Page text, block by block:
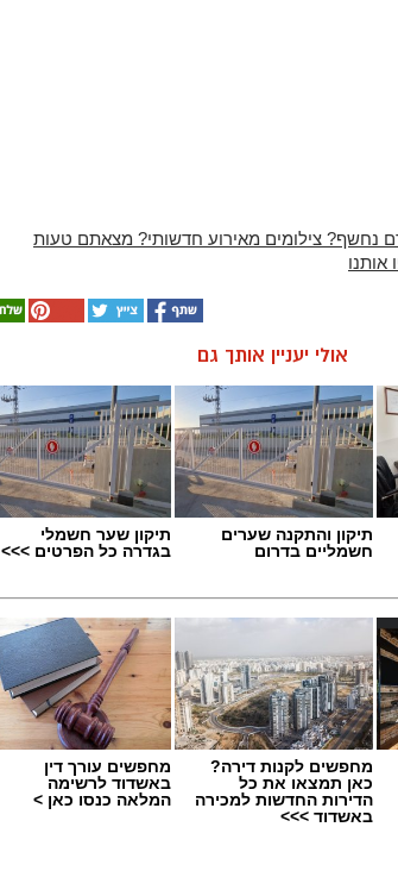
נחשף? צילומים מאירוע חדשותי? מצאתם טעות
אולי יעניין אותך גם
תיקון והתקנה שערים
חשמליים בדרום
תיקון שער חשמלי
בגדרה כל הפרטים >>>
מחפשים לקנות דירה?
כאן תמצאו את כל
הדירות החדשות למכירה
באשדוד >>>
מחפשים עורך דין
באשדוד לרשימה
המלאה כנסו כאן >